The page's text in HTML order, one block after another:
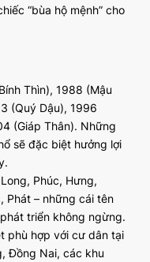
“bùa hộ mệnh” cho
Thìn), 1988 (Mậu
(Quý Dậu), 1996
(Giáp Thân). Những
sẽ đặc biệt hưởng lợi
Phúc, Hưng,
Phát – những cái tên
triển không ngừng.
phù hợp với cư dân tại
Đồng Nai, các khu